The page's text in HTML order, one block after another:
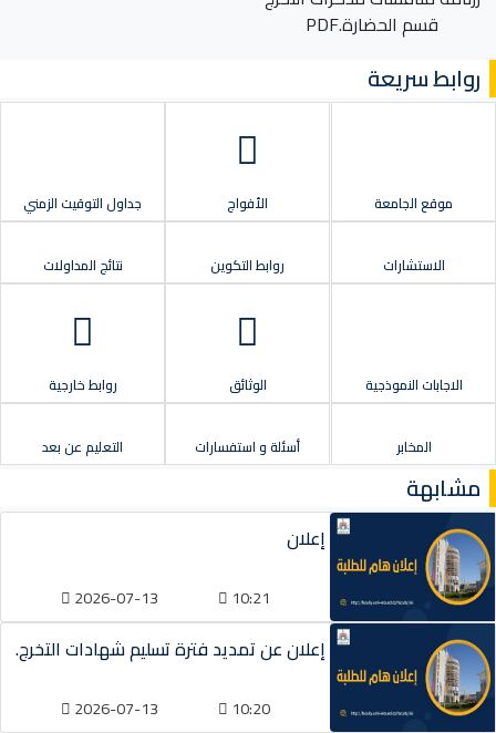
قسم الحضارة.PDF
روابط سريعة
موقع الجامعة الأفواج جداول التوقيت الزمني
الاستشارات روابط التكوين نتائج المداولات
الاجابات النموذجية الوثائق روابط خارجية
المخابر أسئلة و استفسارات التعليم عن بعد
مشابهة
إعلان
10:21
2026-07-13
إعلان عن تمديد فترة تسليم شهادات التخرج.
10:20
2026-07-13